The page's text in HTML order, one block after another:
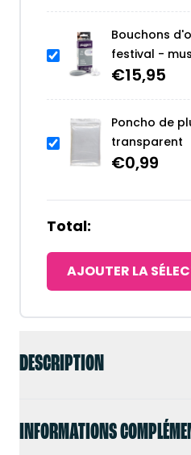
DESCRIPTION
INFORMATIONS
Bouchons
festival -
€15,95
Poncho de
transparent
€0,99
Total:
AJOUTER LA